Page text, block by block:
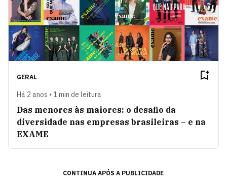
GERAL
Há 2 anos • 1 min de leitura
Das menores às maiores: o desafio da
diversidade nas empresas brasileiras – e na
EXAME
CONTINUA APÓS A PUBLICIDADE